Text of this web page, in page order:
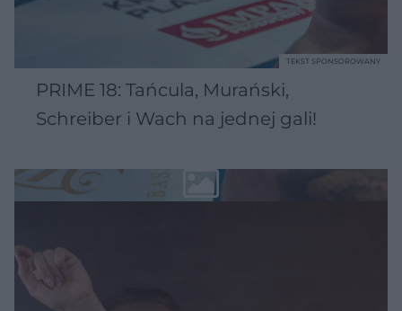
PRIME 18: Tańcula, Murański,
Schreiber i Wach na jednej gali!
TEKST SPONSOROWANY